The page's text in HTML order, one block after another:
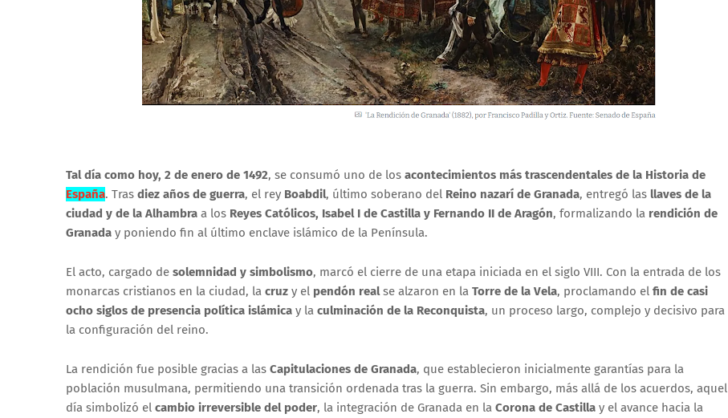
Tal día como hoy, 2 de enero de 1492, se consumó uno de los acontecimientos más trascendentales de la Historia de
España. Tras diez años de guerra, el rey Boabdil, último soberano del Reino nazarí de Granada, entregó las llaves de la
ciudad y de la Alhambra a los Reyes Católicos, Isabel I de Castilla y Fernando II de Aragón, formalizando la rendición de
Granada y poniendo fin al último enclave islámico de la Península.
El acto, cargado de solemnidad y simbolismo, marcó el cierre de una etapa iniciada en el siglo VIII. Con la entrada de los
monarcas cristianos en la ciudad, la cruz y el pendón realse alzaron en la Torre de la Vela, proclamando el fin de casi
ocho siglos de presencia política islámica y la culminación de la Reconquista, un proceso largo, complejo y decisivo para
la configuración del reino.
La rendición fue posible gracias a las Capitulaciones de Granada, que establecieron inicialmente garantías para la
población musulmana, permitiendo una transición ordenada tras la guerra. Sin embargo, más allá de los acuerdos, aquel
día simbolizó el cambio irreversible del poder, la integración de Granada en la Corona de Castilla y el avance hacia la